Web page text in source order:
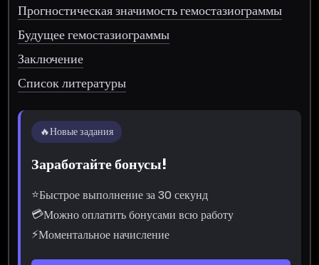
Прогностическая значимость гемостазиограммы
Будущее гемостазиограммы
Заключение
Список литературы
🔥Новые задания
Заработайте бонусы!
⭐Быстрое выполнение за 30 секунд
💳Можно оплатить бонусами всю работу
⚡Моментальное начисление